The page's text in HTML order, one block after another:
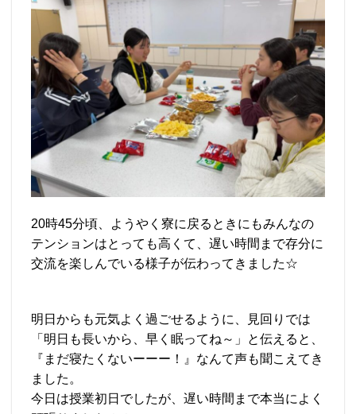
20時45分頃、ようやく寮に戻るときにもみんなの
テンションはとっても高くて、遅い時間まで存分に
交流を楽しんでいる様子が伝わってきました☆
明日からも元気よく過ごせるように、見回りでは
「明日も長いから、早く眠ってね～」と伝えると、
『まだ寝たくないーーー！』なんて声も聞こえてき
ました。
今日は授業初日でしたが、遅い時間まで本当によく